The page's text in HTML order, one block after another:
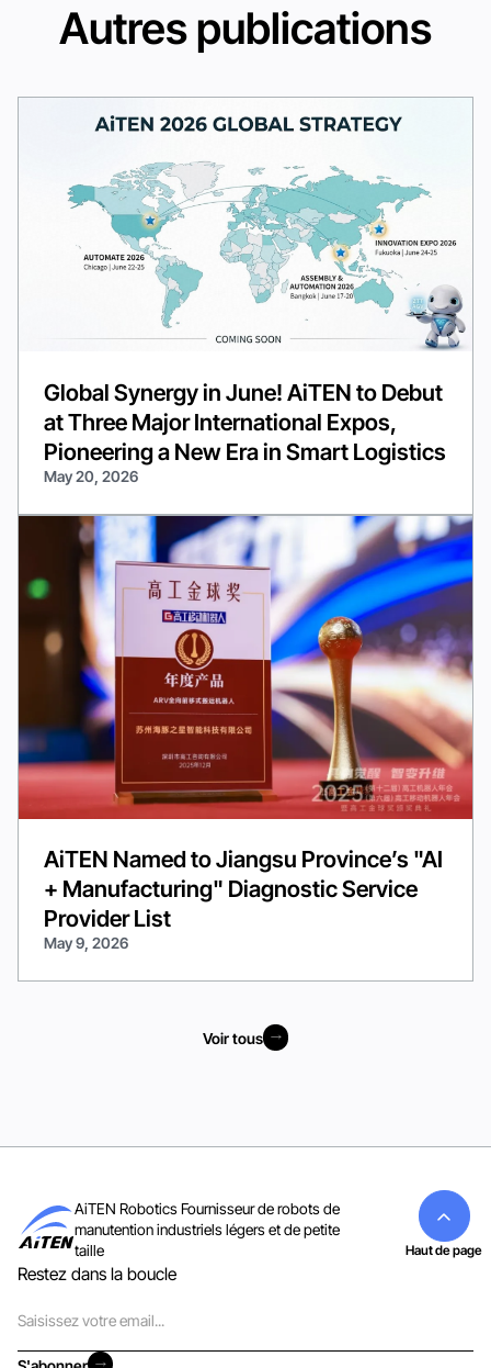
Autres publications
Global Synergy in June! AiTEN to Debut
at Three Major International Expos,
Pioneering a New Era in Smart Logistics
May 20, 2026
AiTEN Named to Jiangsu Province’s "AI
+ Manufacturing" Diagnostic Service
Provider List
May 9, 2026
Voir tous
AiTEN Robotics Fournisseur de robots de
manutention industriels légers et de petite
taille
Restez dans la boucle
Haut de page